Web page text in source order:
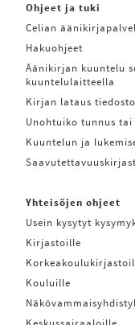
Ohjeet ja tuki
Celian
Hakuohjeet
Äänikirjan kuuntelu
kuuntelulaitteella
Kirjan lataus
Unohtuiko tunnus tai
Kuuntelun ja
Yhteisöjen ohjeet
Usein kysytyt
Kirjastoille
Kouluille